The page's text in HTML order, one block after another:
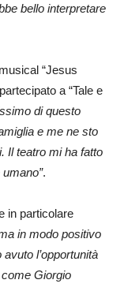
bello interpretare
“Jesus
a “Tale e
di questo
e me ne sto
Il teatro mi ha fatto
.
in particolare
in modo positivo
l’opportunità
Giorgio